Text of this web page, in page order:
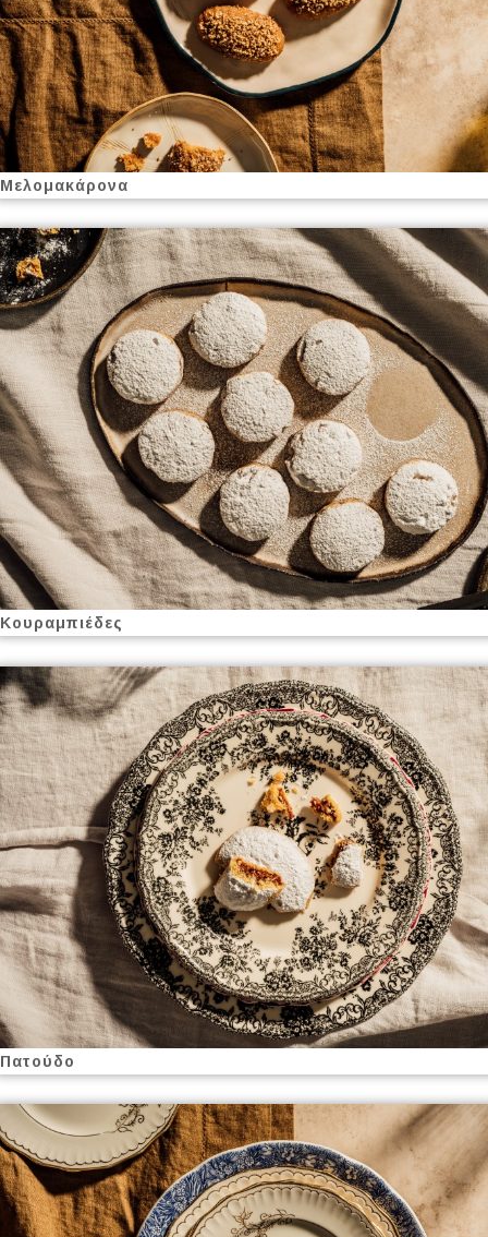
Μελομακάρονα
Κουραμπιέδες
Πατούδο